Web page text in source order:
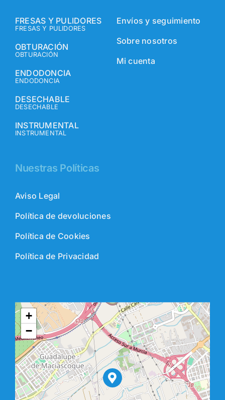
FRESAS Y PULIDORES
FRESAS Y PULIDORES
OBTURACIÓN
OBTURACIÓN
ENDODONCIA
ENDODONCIA
DESECHABLE
DESECHABLE
INSTRUMENTAL
INSTRUMENTAL
Envíos y seguimiento
Sobre nosotros
Mi cuenta
Nuestras Políticas
Aviso Legal
Política de devoluciones
Política de Cookies
Política de Privacidad
+
−